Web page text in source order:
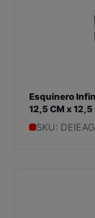
Esquinero
12,5 CM x 12,5
SKU: